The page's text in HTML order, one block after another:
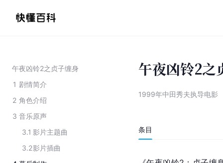
午夜凶铃2之贞子缠身
1 剧情简介
2 角色介绍
3 音乐原声
3.1 影片主题曲
3.2影片插曲
午夜凶铃2之
1999年中田秀夫执导电影
条目